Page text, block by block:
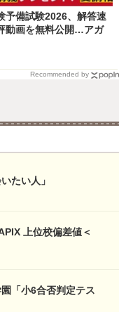
予備試験2026、解答速
動画を無料公開…アガ
Recommended by
たい人」
上位校偏差値＜
「小6合否判定テス